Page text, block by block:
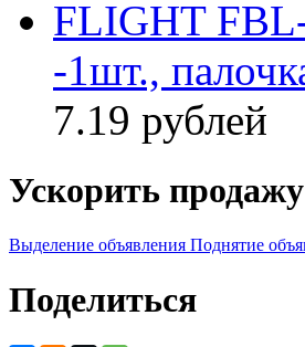
FLIGHT
-1шт.,
7.19 рублей
Ускорить продажу
Выделение объявления Поднятие
Поделиться